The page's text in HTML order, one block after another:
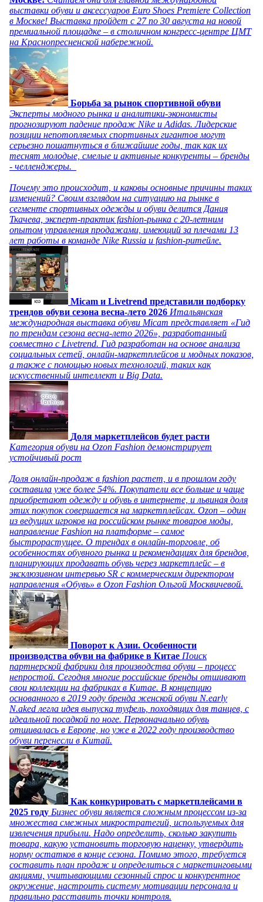
выставки обуви и аксессуаров Euro Shoes Premiere Collection
в Москве! Выставка пройдет с 27 по 30 августа на новой
премиальной площадке – в столичном конгресс-центре ЦМТ
на Краснопресненской набережной.
Борьба за рынок спортивной обуви
Эксперты модного рынка и аналитики-экономисты
прогнозируют падение продаж Nike и Adidas. Лидерские
позиции непотопляемых спортивных гигантов могут
серьезно пошатнуться в ближайшие годы, так как их
теснят молодые, смелые и активные конкуренты – бренды
- челленджеры.
Почему это происходит, и каковы основные причины таких
изменений? Своим взглядом на ситуацию на рынке в
сегменте спортивных одежды и обуви делится Дания
Ткачева, эксперт-практик fashion-рынка с 20-летним
опытом управления продажами, имеющий за плечами 13
лет работы в команде Nike Russia и fashion-ритейле.
Micam и Livetrend представили подборку
трендов обуви сезона весна-лето 2026 Итальянская
международная выставка обуви Micam представляет «Гид
по трендам сезона весна-лето 2026», разработанный
совместно с Livetrend. Гид разработан на основе анализа
социальных сетей, онлайн-маркетплейсов и модных показов,
а также с помощью новых технологий, таких как
искусственный интеллект и Big Data.
Доля маркетплейсов будет расти
Категория обуви на Ozon Fashion демонстрирует
устойчивый рост
Доля онлайн-продаж в fashion растет, и в прошлом году
составила уже более 54%. Покупатели все больше и чаще
приобретают одежду и обувь в интернете, и львиная доля
этих покупок совершается на маркетплейсах. Ozon – один
из ведущих игроков на российском рынке товаров моды,
направление Fashion на платформе – самое
быстрорастущее. О трендах в онлайн-торговле, об
особенностях обувного рынка и рекомендациях для брендов,
планирующих продавать обувь через маркетплейс – в
эксклюзивном интервью SR с коммерческим директором
направления «Обувь» в Ozon Fashion Ольгой Москвичевой.
Поворот к Азии. Особенности
производства обуви на фабрике в Китае Поиск
партнерской фабрики для производства обуви – процесс
непростой. Сегодня многие российские бренды отшивают
свои коллекции на фабриках в Китае. В концепцию
основанного в 2019 году бренда женской обуви N.early
N.aked легла идея выпуска туфель, походящих для танцев, с
идеальной посадкой по ноге. Первоначально обувь
отшивалась в Европе, но уже в 2022 году производство
обуви перенесли в Китай.
Как конкурировать с маркетплейсами в
2025 году Бизнес обуви является сложным процессом из-за
множества смежных микростратегий, используемых для
извлечения прибыли. Надо определить, сколько закупить
товара, какую установить торговую наценку, утвердить
норму остатков в конце сезона. Помимо этого, требуется
составить план продаж и определиться с маркетинговыми
акциями, учитывающими сезонный спрос и конкурентное
окружение, настроить систему мотивации персонала и
правильно расставить точки контроля.